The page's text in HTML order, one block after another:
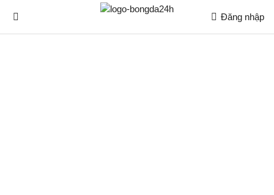
Đăng nhập